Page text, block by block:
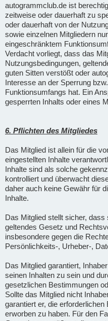
autogrammclub.de ist
zeitweise oder dauerhaft zu
oder dauerhaft von der
sowie einzelnen Mitgliedern
eingeschränktem
Verdacht vorliegt, dass das
Nutzungsbedingungen,
guten Sitten verstößt oder
Interesse an der Sperrung
Funktionsumfangs hat. Ein
gesperrten Inhalts oder eines
6. Pflichten des Mitgliedes
Das Mitglied ist allein für die
eingestellten Inhalte
Inhalte sind als solche
kontrolliert und überwacht
daher auch keine Gewähr für
Inhalte.
Das Mitglied stellt sicher, dass
geltendes Gesetz und
insbesondere gegen die
Persönlichkeits-, Urheber-,
Das Mitglied garantiert,
seinen Inhalten zu sein und
gesetzlichen Bestimmungen
Sollte das Mitglied nicht
garantiert er, die
erworben zu haben. Für den